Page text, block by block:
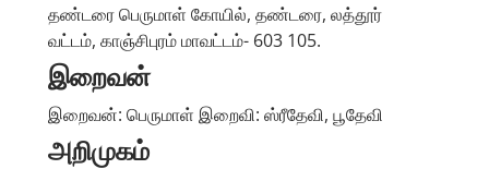
தண்டரை பெருமாள் கோயில், தண்டரை, லத்தூர்
வட்டம், காஞ்சிபுரம் மாவட்டம்- 603 105.
இறைவன்
இறைவன்: பெருமாள் இறைவி: ஸ்ரீதேவி, பூதேவி
அறிமுகம்